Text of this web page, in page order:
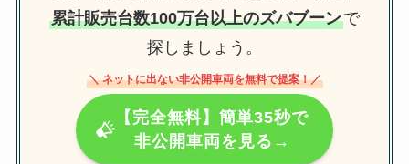
累計販売台数100万台以上のズバブーンで
探しましょう。
＼ ネットに出ない非公開車両を無料で提案！／
【完全無料】簡単35秒で
非公開車両を見る→